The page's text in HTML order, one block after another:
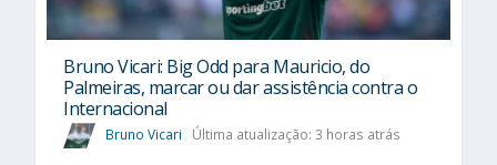
Bruno Vicari: Big Odd para Mauricio, do
Palmeiras, marcar ou dar assistência contra o
Internacional
Bruno Vicari Última atualização: 3 horas atrás